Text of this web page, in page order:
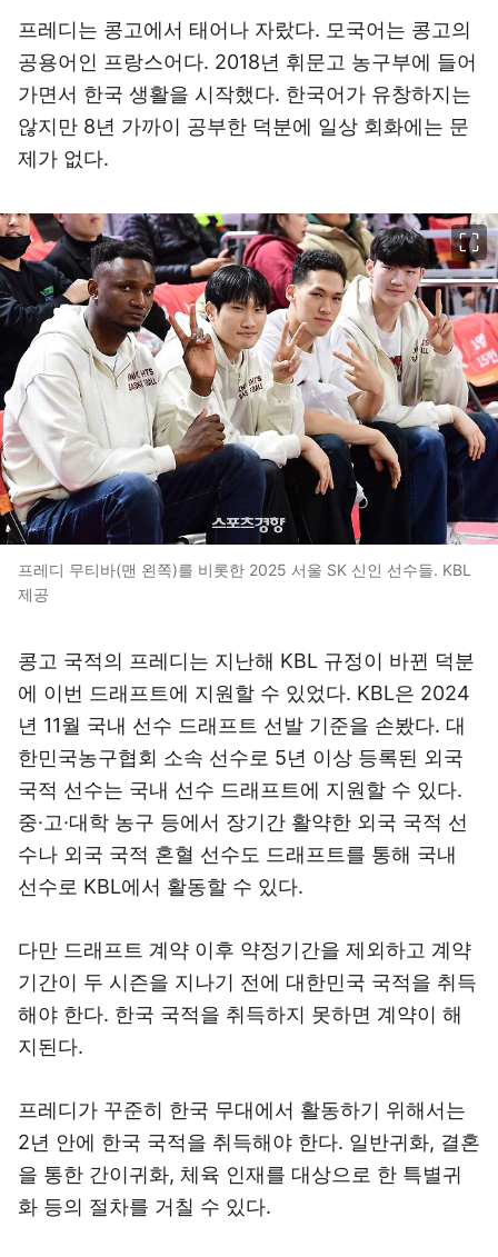
프레디는 콩고에서 태어나 자랐다. 모국어는 콩고의
공용어인 프랑스어다. 2018년 휘문고 농구부에 들어
가면서 한국 생활을 시작했다. 한국어가 유창하지는
않지만 8년 가까이 공부한 덕분에 일상 회화에는 문
제가 없다.
프레디 무티바(맨 왼쪽)를 비롯한 2025 서울 SK 신인 선수들. KBL
제공
콩고 국적의 프레디는 지난해 KBL 규정이 바뀐 덕분
에 이번 드래프트에 지원할 수 있었다. KBL은 2024
년 11월 국내 선수 드래프트 선발 기준을 손봤다. 대
한민국농구협회 소속 선수로 5년 이상 등록된 외국
국적 선수는 국내 선수 드래프트에 지원할 수 있다.
중·고·대학 농구 등에서 장기간 활약한 외국 국적 선
수나 외국 국적 혼혈 선수도 드래프트를 통해 국내
선수로 KBL에서 활동할 수 있다.
다만 드래프트 계약 이후 약정기간을 제외하고 계약
기간이 두 시즌을 지나기 전에 대한민국 국적을 취득
해야 한다. 한국 국적을 취득하지 못하면 계약이 해
지된다.
프레디가 꾸준히 한국 무대에서 활동하기 위해서는
2년 안에 한국 국적을 취득해야 한다. 일반귀화, 결혼
을 통한 간이귀화, 체육 인재를 대상으로 한 특별귀
화 등의 절차를 거칠 수 있다.